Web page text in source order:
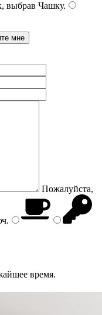
выбрав Чашку.
Пожалуйста,
.
время.